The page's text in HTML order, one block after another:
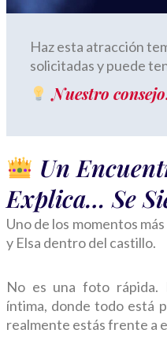
Haz esta atracción
solicitadas y puede
Nuestro
Un
Explica… Se
Uno de los momentos
y Elsa dentro del castillo.
No es una foto rápida.
íntima, donde todo está
realmente estás frente a